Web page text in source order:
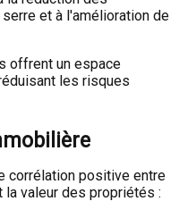
et à l'amélioration de
offrent un espace
les risques
corrélation positive entre
valeur des propriétés :